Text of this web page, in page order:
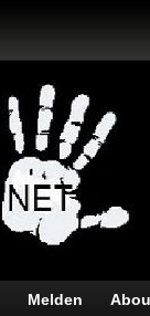
Melden